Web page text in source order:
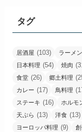
タグ
居酒屋 (103) ラーメン
日本料理 (54) 焼肉
食堂 (26) 郷土料理
カレー (17) 鳥料理
ステーキ (16) ホルモ
天ぷら (13) 洋食 (13)
ヨーロッパ料理 (9)